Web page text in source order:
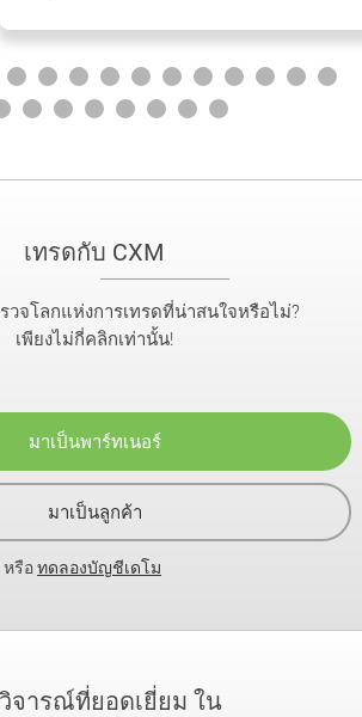
เทรดกับ CXM
จโลกแห่งการเทรดที่น่าสนใจหรือไม่?
เพียงไม่กี่คลิกเท่านั้น!
มาเป็นพาร์ทเนอร์
มาเป็นลูกค้า
หรือทดลองบัญชีเดโม
จารณ์ที่ยอดเยี่ยม ใน